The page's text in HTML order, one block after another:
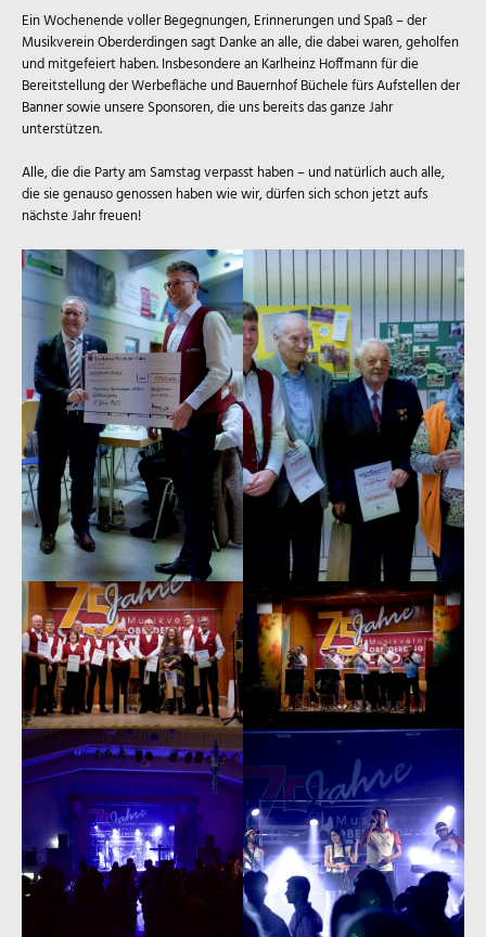
Ein Wochenende voller Begegnungen, Erinnerungen und Spaß – der
Musikverein Oberderdingen sagt Danke an alle, die dabei waren, geholfen
und mitgefeiert haben. Insbesondere an Karlheinz Hoffmann für die
Bereitstellung der Werbefläche und Bauernhof Büchele fürs Aufstellen der
Banner sowie unsere Sponsoren, die uns bereits das ganze Jahr
unterstützen.
Alle, die die Party am Samstag verpasst haben – und natürlich auch alle,
die sie genauso genossen haben wie wir, dürfen sich schon jetzt aufs
nächste Jahr freuen!